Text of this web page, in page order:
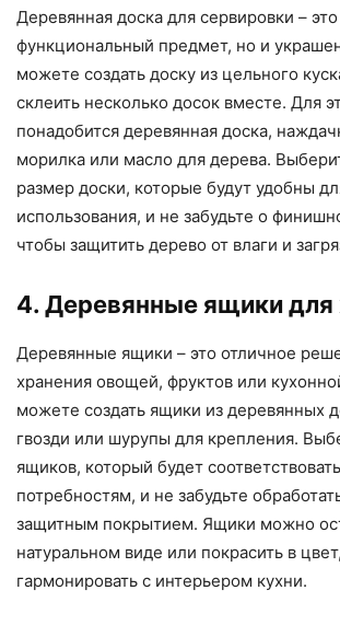
Деревянная доска для сервировки –
функциональный предмет, но и
можете создать доску из цельного
склеить несколько досок вместе. Для
понадобится деревянная доска,
морилка или масло для дерева.
размер доски, которые будут удобны
использования, и не забудьте о
чтобы защитить дерево от влаги и
4. Деревянные ящики для
Деревянные ящики – это отличное
хранения овощей, фруктов или
можете создать ящики из деревянных
гвозди или шурупы для крепления.
ящиков, который будет
потребностям, и не забудьте
защитным покрытием. Ящики можно
натуральном виде или покрасить в
гармонировать с интерьером кухни.